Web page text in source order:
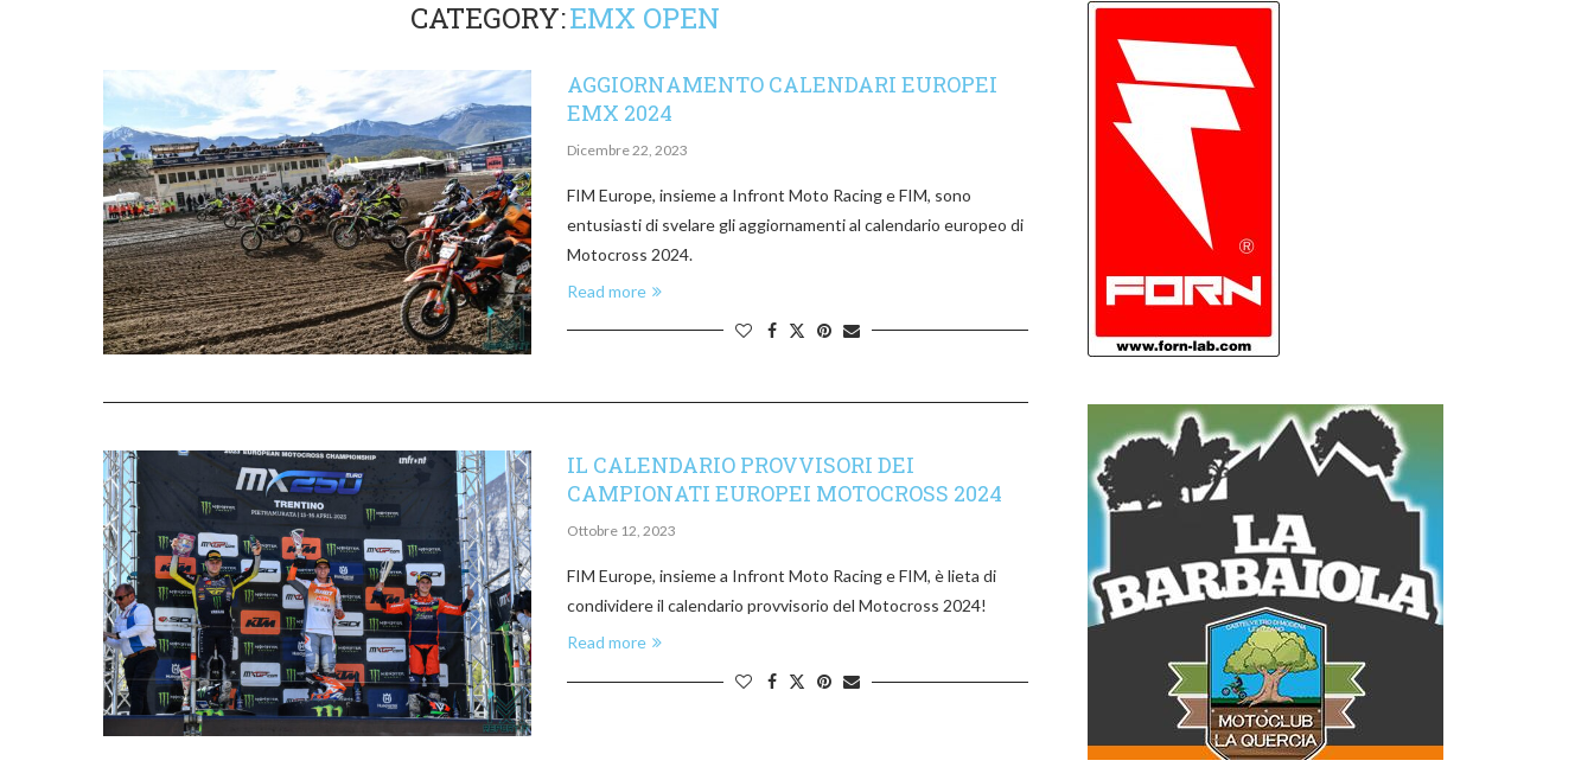
CATEGORY:EMX OPEN
AGGIORNAMENTO CALENDARI EUROPEI
EMX 2024
Dicembre 22, 2023
FIM Europe, insieme a Infront Moto Racing e FIM, sono
entusiasti di svelare gli aggiornamenti al calendario europeo di
Motocross 2024.
Read more
IL CALENDARIO PROVVISORI DEI
CAMPIONATI EUROPEI MOTOCROSS 2024
Ottobre 12, 2023
FIM Europe, insieme a Infront Moto Racing e FIM, è lieta di
condividere il calendario provvisorio del Motocross 2024!
Read more